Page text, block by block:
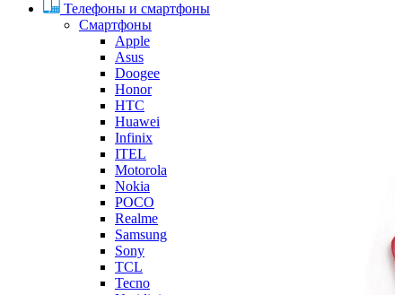
Телефоны и смартфоны
Смартфоны
Apple
Asus
Doogee
Honor
HTC
Huawei
Infinix
ITEL
Motorola
Nokia
POCO
Realme
Samsung
Sony
TCL
Tecno